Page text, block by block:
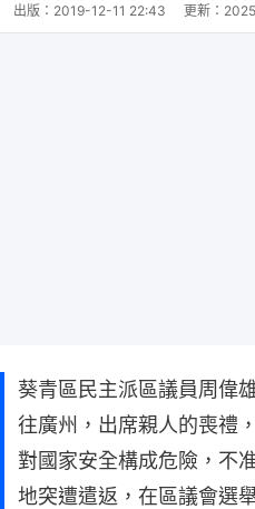
出版： 2019-12-11 22:43 更新：
葵青區民主派區議員周偉
往廣州，出席親人的喪禮
對國家安全構成危險，不
地突遭遣返，在區議會選